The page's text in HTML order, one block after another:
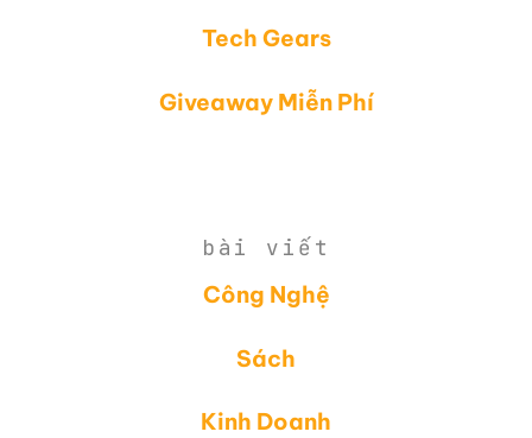
Tech Gears
Giveaway Miễn Phí
bài viết
Công Nghệ
Sách
Kinh Doanh